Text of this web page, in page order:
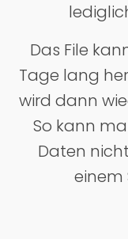
Das File
Tage lang
wird dann
So kann
Daten
einem